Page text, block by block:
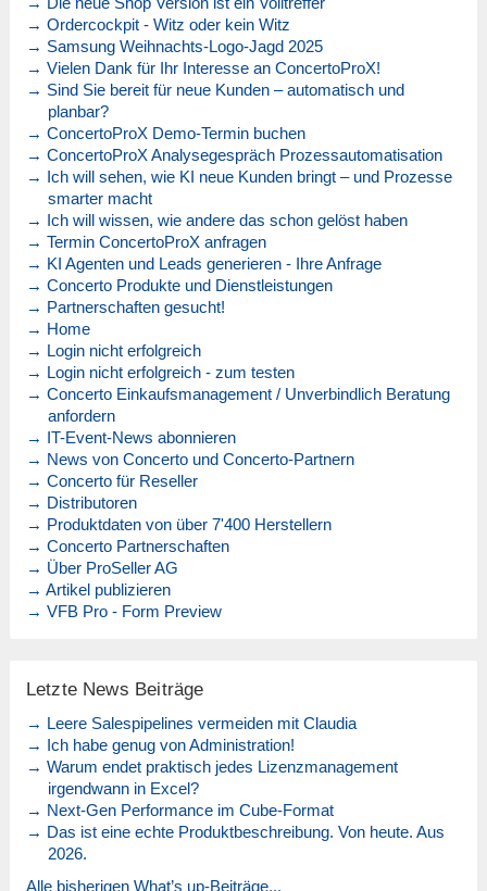
→ Ordercockpit - Witz oder kein Witz
→ Samsung Weihnachts-Logo-Jagd 2025
→ Vielen Dank für Ihr Interesse an ConcertoProX!
→ Sind Sie bereit für neue Kunden – automatisch und
planbar?
→ ConcertoProX Demo-Termin buchen
→ ConcertoProX Analysegespräch Prozessautomatisation
→ Ich will sehen, wie KI neue Kunden bringt – und Prozesse
smarter macht
→ Ich will wissen, wie andere das schon gelöst haben
→ Termin ConcertoProX anfragen
→ KI Agenten und Leads generieren - Ihre Anfrage
→ Concerto Produkte und Dienstleistungen
→ Partnerschaften gesucht!
→ Home
→ Login nicht erfolgreich
→ Login nicht erfolgreich - zum testen
→ Concerto Einkaufsmanagement / Unverbindlich Beratung
anfordern
→ IT-Event-News abonnieren
→ News von Concerto und Concerto-Partnern
→ Concerto für Reseller
→ Distributoren
→ Produktdaten von über 7'400 Herstellern
→ Concerto Partnerschaften
→ Über ProSeller AG
→ Artikel publizieren
→ VFB Pro - Form Preview
Letzte News Beiträge
→ Leere Salespipelines vermeiden mit Claudia
→ Ich habe genug von Administration!
→ Warum endet praktisch jedes Lizenzmanagement
irgendwann in Excel?
→ Next-Gen Performance im Cube-Format
→ Das ist eine echte Produktbeschreibung. Von heute. Aus
2026.
Alle bisherigen What’s up-Beiträge...